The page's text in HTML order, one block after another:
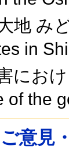
地 み
in
にお
of the
ご意見